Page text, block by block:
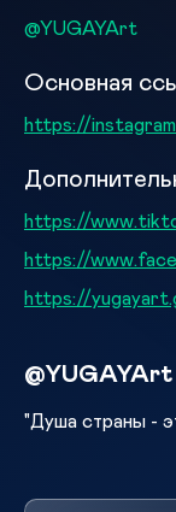
@YUGAYArt
Основная
https://
https://
https://
https://
@YUGAYArt
"Душа страны -